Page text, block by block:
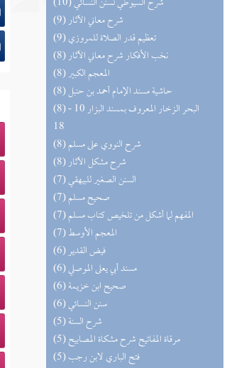
(9) شرح معاني الآثار
(9) تعظيم قدر الصلاة للمروزي
(8) نخب الأفكار شرح معاني الآثار
(8) المعجم الكبير
(8) حاشية مسند الإمام أحمد بن حنبل
(8) البحر الزخار المعروف بمسند البزار 10 -
18
(8) شرح النووي على مسلم
(8) شرح مشكل الآثار
(7) السنن الصغير للبيهقي
(7) صحيح مسلم
(7) المفهم لما أشكل من تلخيص كتاب مسلم
(7) المعجم الأوسط
(6) فيض القدير
(6) مسند أبي يعلى الموصلي
(6) صحيح ابن خزيمة
(6) سنن النسائي
(5) شرح السنة
(5) مرقاة المفاتيح شرح مشكاة المصابيح
(5) فتح الباري لابن رجب